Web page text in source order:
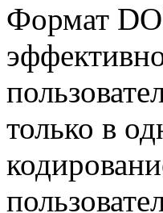
Формат
только в